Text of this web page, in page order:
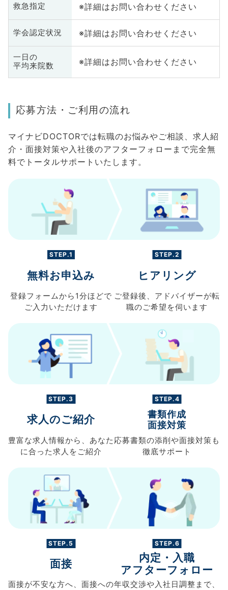
救急指定 ※詳細はお問い合わせください
学会認定状況 ※詳細はお問い合わせください
一日の
平均来院数
※詳細はお問い合わせください
応募方法・ご利用の流れ
マイナビDOCTORでは転職のお悩みやご相談、求人紹
介・面接対策や入社後のアフターフォローまで完全無
料でトータルサポートいたします。
STEP.1
無料お申込み
登録フォームから 1分ほどで
ご入力 いただけます
STEP.2
ヒアリング
ご登録後、 アドバイザーが転
職のご希望を伺います
STEP.3
求人のご紹介
豊富な求人情報から、 あなた
に合った求人を ご紹介
STEP.4
書類作成
面接対策
応募書類の添削や面接対策も
徹底サポート
STEP.5
面接
面接が不安な方へ、 面接への
STEP.6
内定・入職
アフターフォロー
年収交渉や入社日調整まで、